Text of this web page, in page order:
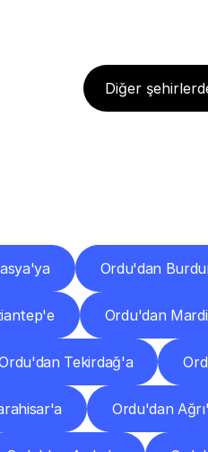
Diğer
Ordu'dan
Ordu'dan
Tekirdağ'a
Ordu'dan